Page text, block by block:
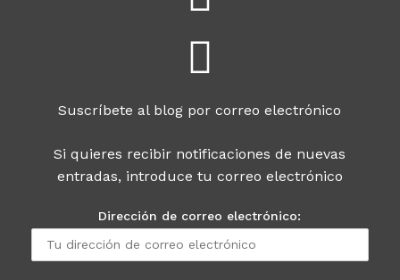
Suscríbete al blog por correo electrónico
Si quieres recibir notificaciones de nuevas
entradas, introduce tu correo electrónico
Dirección de correo electrónico: